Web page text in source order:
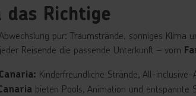
Richtige
pur: Traumstrände, sonniges
Reisende die passende Unterkunft – vom
Kinderfreundliche Strände, All-
bieten Pools, Animation und entspannte